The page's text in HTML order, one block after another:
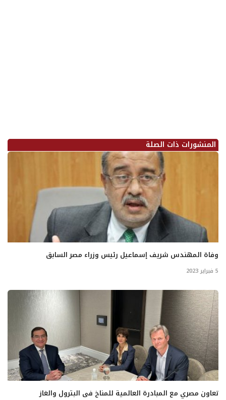
المنشورات ذات الصلة
وفاة المهندس شريف إسماعيل رئيس وزراء مصر السابق
5 فبراير 2023
تعاون مصري مع المبادرة العالمية للمناخ فى البترول والغاز